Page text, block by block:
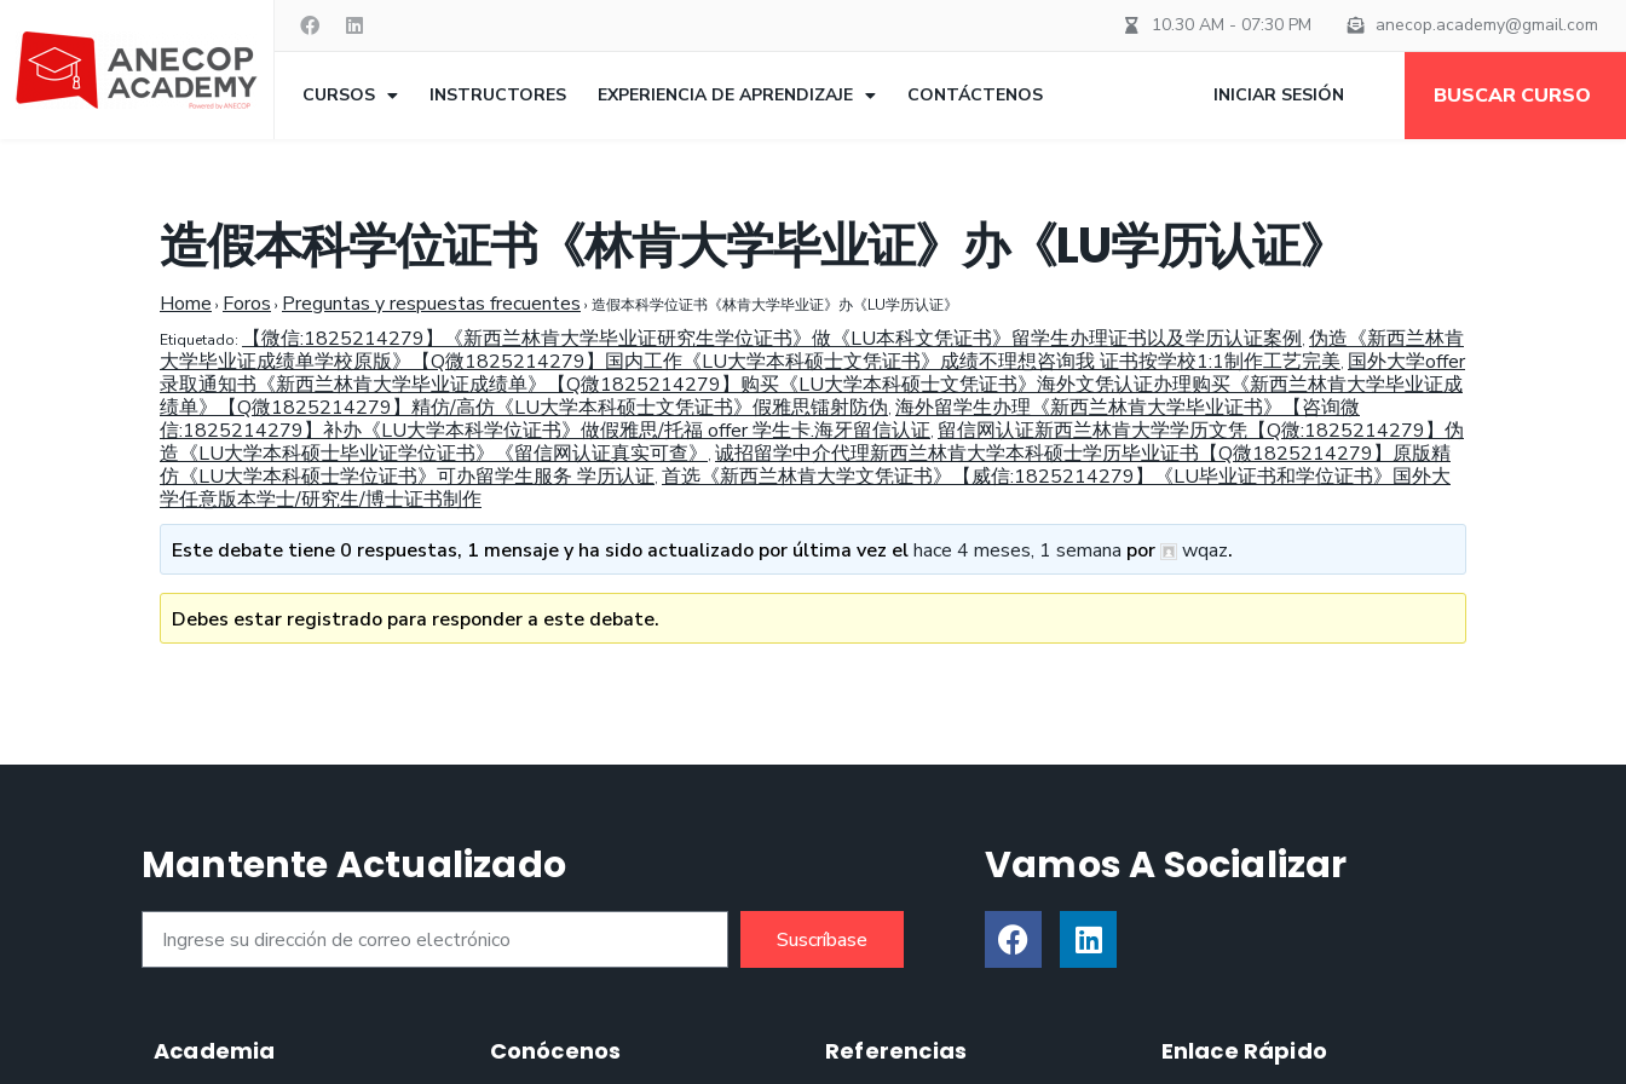
10.30 AM - 07:30 PM anecop.academy@gmail.com
CURSOS INSTRUCTORES EXPERIENCIA DE APRENDIZAJE CONTÁCTENOS INICIAR SESIÓN BUSCAR CURSO
造假本科学位证书《林肯大学毕业证》办《LU学历认证》
Home › Foros › Preguntas y respuestas frecuentes › 造假本科学位证书《林肯大学毕业证》办《LU学历认证》
Etiquetado:
【微信:1825214279】《新西兰林肯大学毕业证研究生学位证书》做《LU本科文凭证书》留学生办理证书以及学历认证案例, 伪造《新西兰林肯
大学毕业证成绩单学校原版》【Q微1825214279】国内工作《LU大学本科硕士文凭证书》成绩不理想咨询我 证书按学校1:1制作工艺完美, 国外大学offer
录取通知书《新西兰林肯大学毕业证成绩单》【Q微1825214279】购买《LU大学本科硕士文凭证书》海外文凭认证办理购买《新西兰林肯大学毕业证成
绩单》【Q微1825214279】精仿/高仿《LU大学本科硕士文凭证书》假雅思镭射防伪, 海外留学生办理《新西兰林肯大学毕业证书》【咨询微
信:1825214279】补办《LU大学本科学位证书》做假雅思/托福 offer 学生卡.海牙留信认证, 留信网认证新西兰林肯大学学历文凭【Q微:1825214279】伪
造《LU大学本科硕士毕业证学位证书》《留信网认证真实可查》
, 诚招留学中介代理新西兰林肯大学本科硕士学历毕业证书【Q微1825214279】原版精
仿《LU大学本科硕士学位证书》可办留学生服务 学历认证, 首选《新西兰林肯大学文凭证书》【威信:1825214279】《LU毕业证书和学位证书》国外大
学任意版本学士/研究生/博士证书制作
Este debate tiene 0 respuestas, 1 mensaje y ha sido actualizado por última vez elhace 4 meses, 1 semana por wqaz.
Debes estar registrado para responder a este debate.
Mantente Actualizado
Suscríbase
Vamos A Socializar
Academia Conócenos Referencias Enlace Rápido